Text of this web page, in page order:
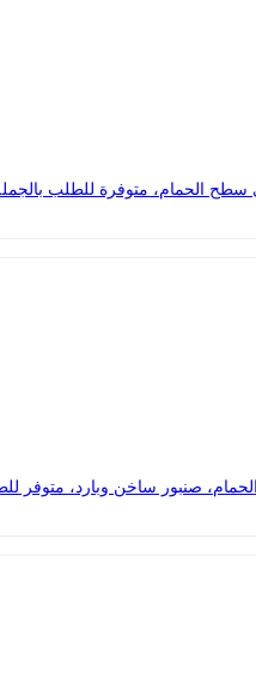
سطح الحمام، متوفرة للطلب
صنبور ساخن وبارد، متوفر